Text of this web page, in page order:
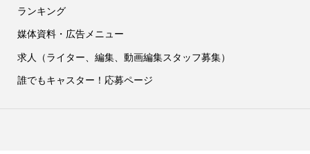
ランキング
媒体資料・広告メニュー
求人（ライター、編集、動画編集スタッフ募集）
誰でもキャスター！応募ページ